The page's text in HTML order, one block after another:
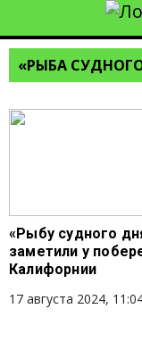
«РЫБА
«Рыбу судного
заметили у
Калифорнии
17 августа 2024,